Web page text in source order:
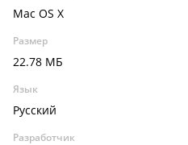
Mac OS X
Размер
22.78 МБ
Язык
Русский
Разработчик